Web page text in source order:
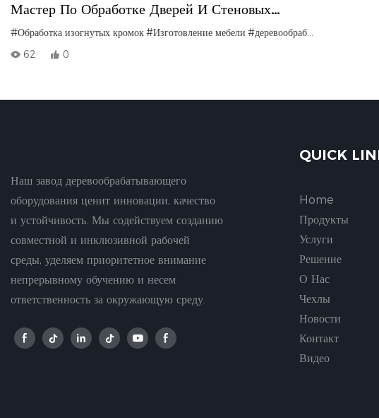
Мастер По Обработке Дверей И Стеновых
Шкафов | Круговой Калибр
#Обработка изогнутых кромок#Изготовление мебели #деревообработка с ЧПУ
62
0
Наш завод деревообрабатывающего
оборудования ценит инновации, качество
и устойчивость. Мы содействуем созданию
совместной и инклюзивной рабочей
среды, уделяем приоритетное внимание
непрерывному обучению и несем
ответственность за окружающую среду.
QUICK
Home
Продукты
Услуги
Решение
О Нас
Чехлы
Новости
Контакт
Видео